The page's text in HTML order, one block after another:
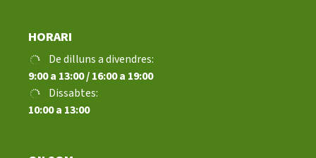
HORARI
De dilluns a divendres:
9:00 a 13:00 / 16:00 a 19:00
Dissabtes:
10:00 a 13:00
Fes voluntariat
Fes un donatiu